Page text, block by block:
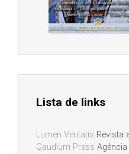
Lista de links
Lumen Veritatis Revista
Gaudium Press